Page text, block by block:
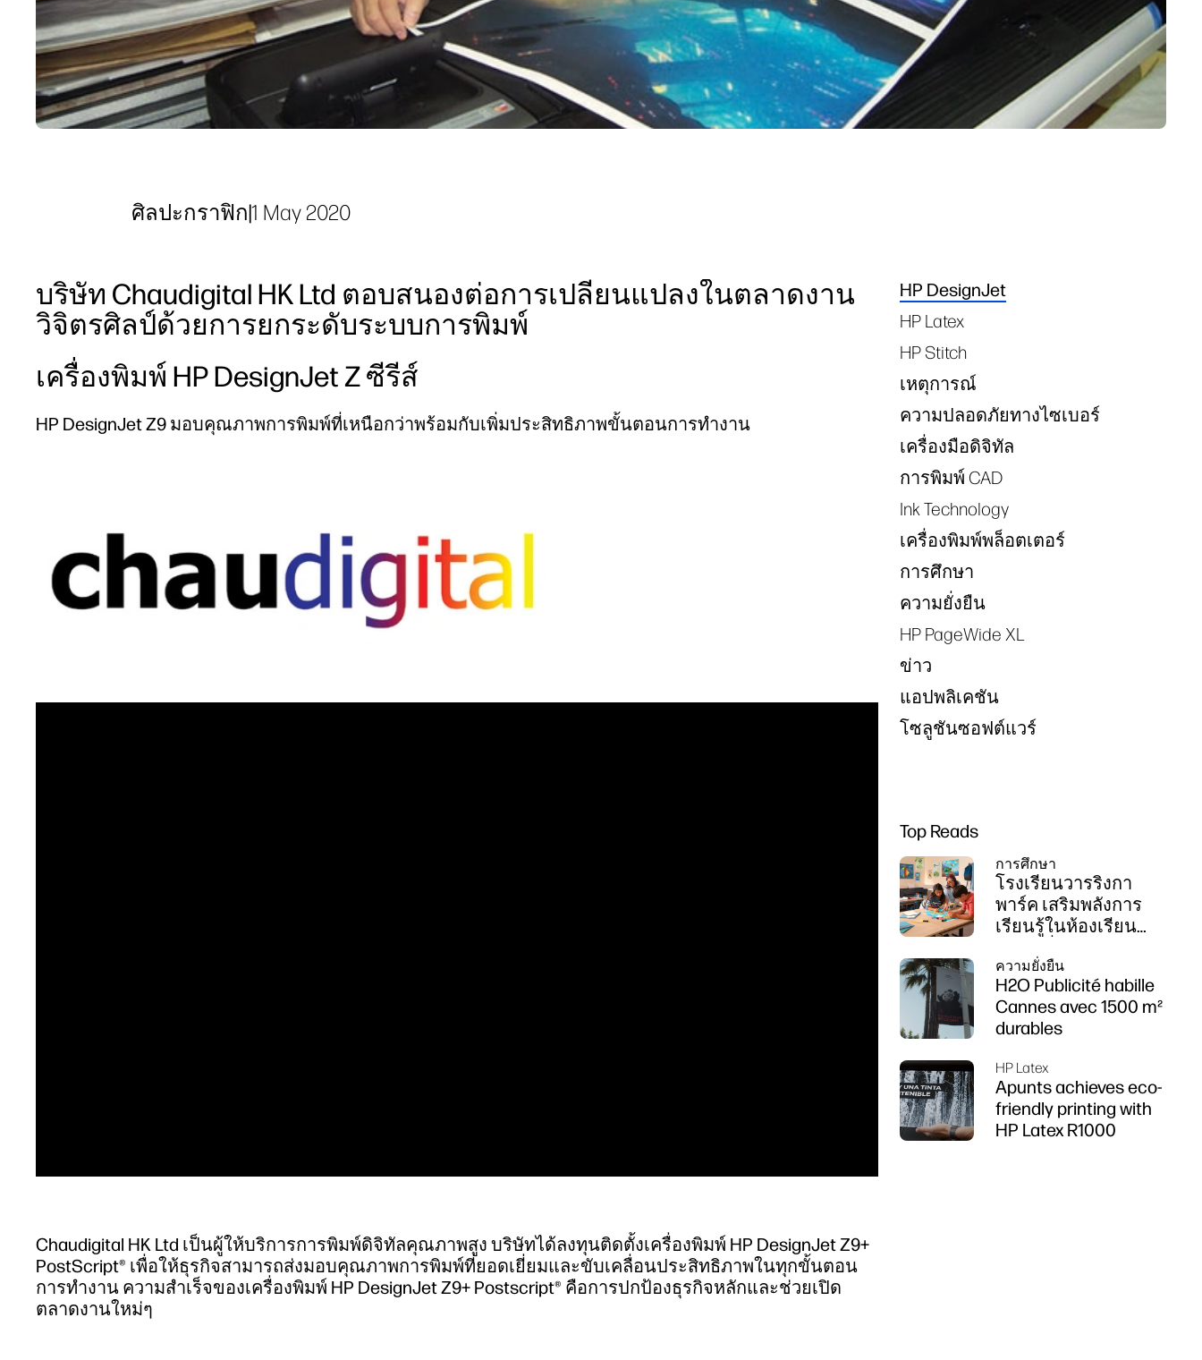
ศิลปะกราฟิก|1 May 2020
บริษัท Chaudigital HK Ltd ตอบสนองต่อการเปลี่ยนแปลงในตลาดงาน
วิจิตรศิลป์ด้วยการยกระดับระบบการพิมพ์
เครื่องพิมพ์ HP DesignJet Z ซีรีส์
HP DesignJet Z9 มอบคุณภาพการพิมพ์ที่เหนือกว่าพร้อมกับเพิ่มประสิทธิภาพขั้นตอนการทำงาน
Chaudigital HK Ltd เป็นผู้ให้บริการการพิมพ์ดิจิทัลคุณภาพสูง บริษัทได้ลงทุนติดตั้งเครื่องพิมพ์ HP DesignJet Z9+
PostScript® เพื่อให้ธุรกิจสามารถส่งมอบคุณภาพการพิมพ์ที่ยอดเยี่ยมและขับเคลื่อนประสิทธิภาพในทุกขั้นตอน
การทำงาน ความสำเร็จของเครื่องพิมพ์ HP DesignJet Z9+ Postscript® คือการปกป้องธุรกิจหลักและช่วยเปิด
ตลาดงานใหม่ๆ
Tags
HP DesignJet
HP Latex
HP Stitch
เหตุการณ์
ความปลอดภัยทางไซเบอร์
เครื่องมือดิจิทัล
การพิมพ์ CAD
Ink Technology
เครื่องพิมพ์พล็อตเตอร์
การศึกษา
ความยั่งยืน
HP PageWide XL
ข่าว
แอปพลิเคชัน
โซลูชันซอฟต์แวร์
Top Reads
การศึกษา
โรงเรียนวารริงกา
พาร์ค เสริมพลังการ
เรียนรู้ในห้องเรียน
DesignJet Z6 ซีรีส์
ความยั่งยืน
H2O Publicité habille
Cannes avec 1500 m²
durables
HP Latex
Apunts achieves eco-
friendly printing with
HP Latex R1000